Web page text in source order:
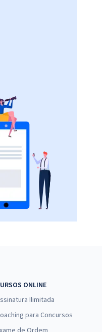
ONLINE
Ilimitada
para Concursos
de Ordem